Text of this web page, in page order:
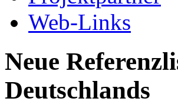
Web-Links
Neue
Deutschlands